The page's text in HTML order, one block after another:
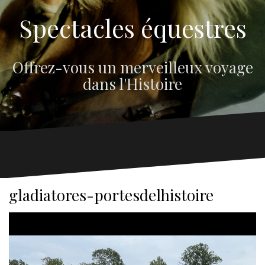
Spectacles équestres
Offrez-vous un merveilleux voyage
dans l'Histoire
gladiatores-portesdelhistoire